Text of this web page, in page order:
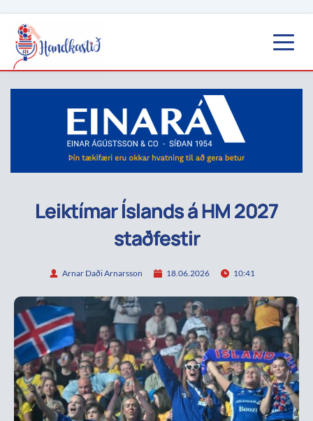
Leiktímar Íslands á HM 2027
staðfestir
Arnar Daði Arnarsson 18.06.2026 10:41